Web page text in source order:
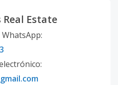
Real Estate
:
: